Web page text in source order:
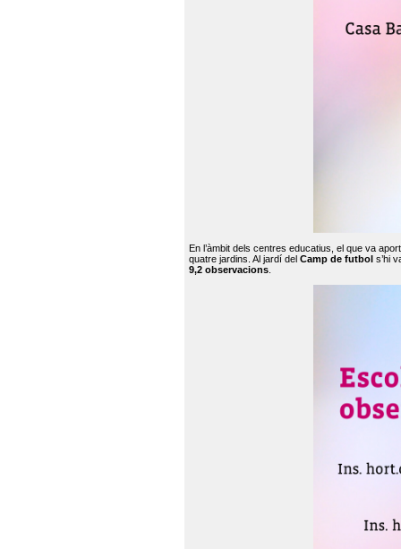
En l’àmbit dels centres educatius, el que va
quatre jardins. Al jardí del Camp de futbol s’hi
9,2 observacions